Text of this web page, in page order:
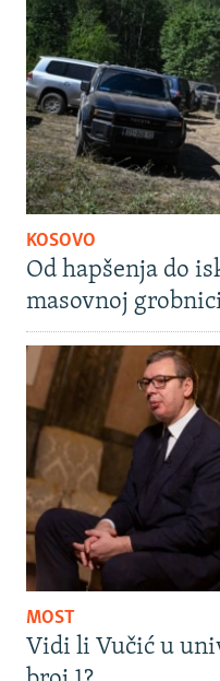
KOSOVO
Od hapšenja do
masovnoj
MOST
Vidi li Vučić u